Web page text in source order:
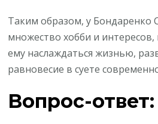
Таким образом, у Бондаренко
множество хобби и
ему наслаждаться жизнью,
равновесие в суете
Вопрос-ответ: